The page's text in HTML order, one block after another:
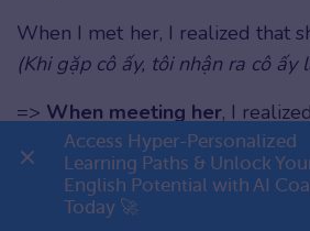
When I met her, I realized that
(Khi gặp cô ấy, tôi nhận ra cô ấy
=> When meeting her, I
friend.
👉 Premium 1 năm
Access Hyper-Personalized
Learning Paths & Unlock
English Potential with AI
Today 🚀